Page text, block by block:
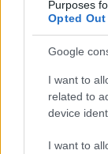
Purposes
Opted Out
Google
I want to
related to
device
I want to